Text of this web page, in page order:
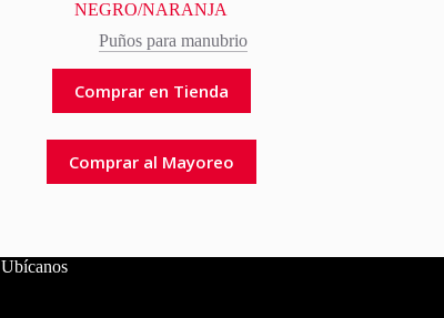
NEGRO/NARANJA
Puños para manubrio
Comprar en Tienda
Comprar al Mayoreo
Ubícanos